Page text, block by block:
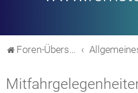
Foren-Übersicht